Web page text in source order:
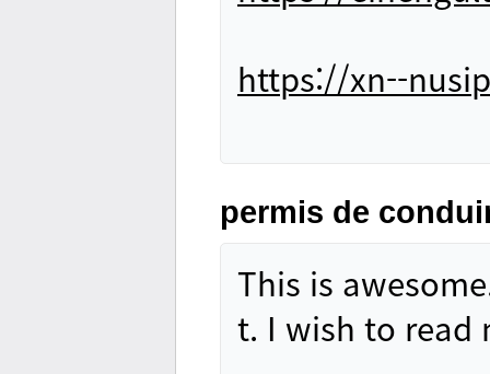
https://xn--
permis de
This is
t. I wish to read